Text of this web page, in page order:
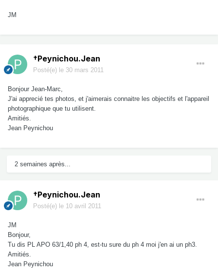
JM
†Peynichou.Jean
Posté(e) le 30 mars 2011
Bonjour Jean-Marc,
J'ai apprecié tes photos, et j'aimerais connaitre les objectifs et l'appareil
photographique que tu utilisent.
Amitiés.
Jean Peynichou
2 semaines après...
†Peynichou.Jean
Posté(e) le 10 avril 2011
JM
Bonjour,
Tu dis PL APO 63/1,40 ph 4, est-tu sure du ph 4 moi j'en ai un ph3.
Amitiés.
Jean Peynichou